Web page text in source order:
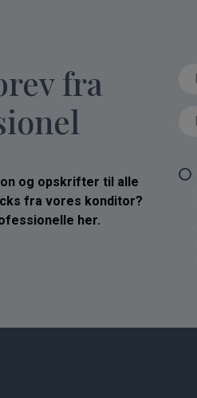
fra
og opskrifter til alle
fra vores konditor?
her.